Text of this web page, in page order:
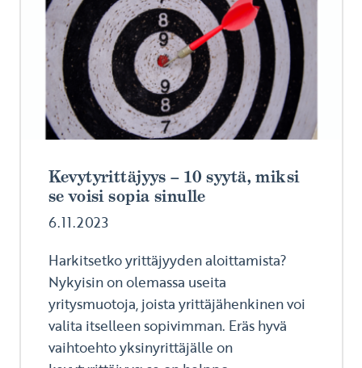
Kevytyrittäjyys – 10 syytä, miksi
se voisi sopia sinulle
6.11.2023
Harkitsetko yrittäjyyden aloittamista?
Nykyisin on olemassa useita
yritysmuotoja, joista yrittäjähenkinen voi
valita itselleen sopivimman. Eräs hyvä
vaihtoehto yksinyrittäjälle on